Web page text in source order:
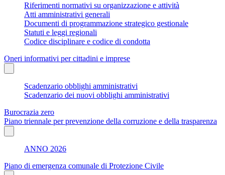
Riferimenti normativi su organizzazione e attività
Atti amministrativi generali
Documenti di programmazione strategico gestionale
Statuti e leggi regionali
Codice disciplinare e codice di condotta
Oneri informativi per cittadini e imprese
Scadenzario obblighi amministrativi
Scadenzario dei nuovi obblighi amministrativi
Burocrazia zero
Piano triennale per prevenzione della corruzione e della trasparenza
ANNO 2026
Piano di emergenza comunale di Protezione Civile